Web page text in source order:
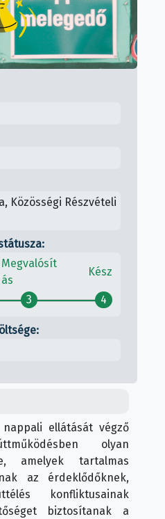
Közösségi Részvételi
Megvalósít
ás
Kész
3 4
ellátását végző
olyan
amelyek tartalmas
az érdeklődőknek,
konfliktusainak
biztosítanak a